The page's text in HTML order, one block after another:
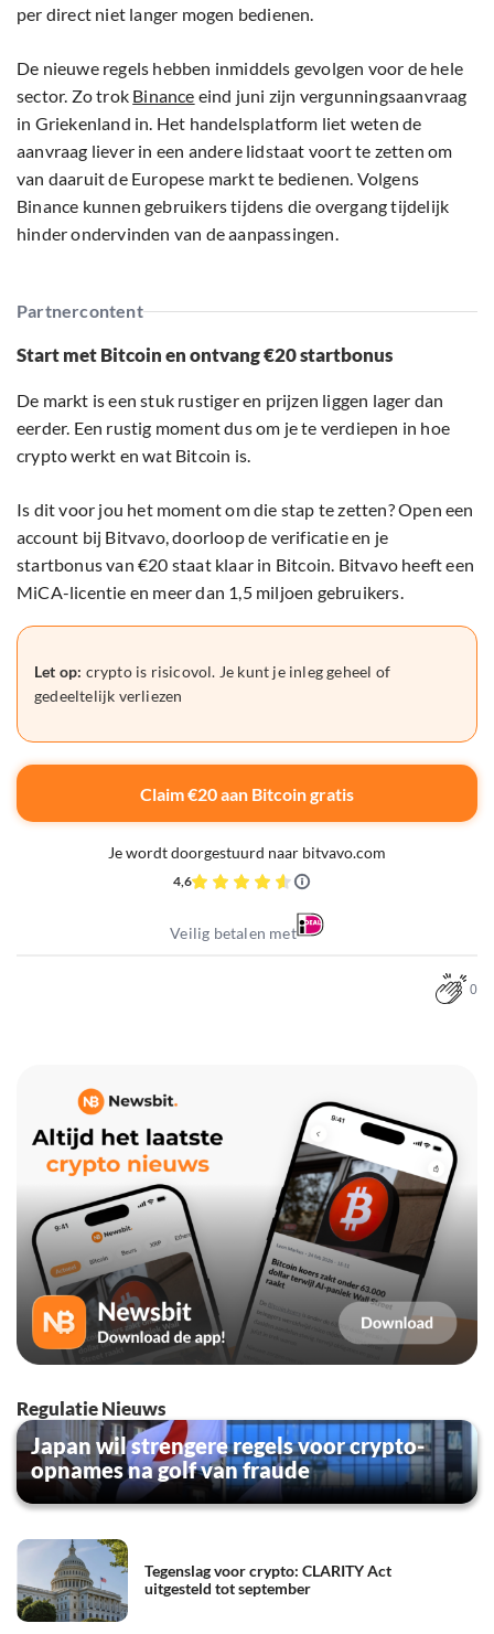
per direct niet langer mogen bedienen.
De nieuwe regels hebben inmiddels gevolgen voor de hele
sector. Zo trok Binance eind juni zijn vergunningsaanvraag
in Griekenland in. Het handelsplatform liet weten de
aanvraag liever in een andere lidstaat voort te zetten om
van daaruit de Europese markt te bedienen. Volgens
Binance kunnen gebruikers tijdens die overgang tijdelijk
hinder ondervinden van de aanpassingen.
Partnercontent
Start met Bitcoin en ontvang €20 startbonus
De markt is een stuk rustiger en prijzen liggen lager dan
eerder. Een rustig moment dus om je te verdiepen in hoe
crypto werkt en wat Bitcoin is.
Is dit voor jou het moment om die stap te zetten? Open een
account bij Bitvavo, doorloop de verificatie en je
startbonus van €20 staat klaar in Bitcoin. Bitvavo heeft een
MiCA-licentie en meer dan 1,5 miljoen gebruikers.
Let op: crypto is risicovol. Je kunt je inleg geheel of
gedeeltelijk verliezen
Claim €20 aan Bitcoin gratis
Je wordt doorgestuurd naar bitvavo.com
4,6
Veilig betalen met
0
Regulatie Nieuws
Japan wil strengere regels voor crypto-
opnames na golf van fraude
Tegenslag voor crypto: CLARITY Act
uitgesteld tot september